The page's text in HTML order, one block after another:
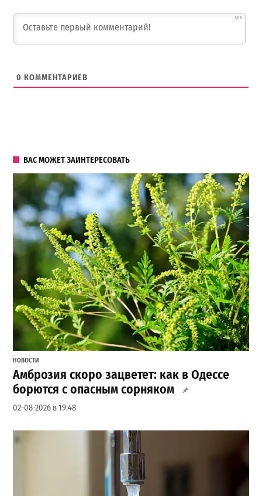
500
0 КОММЕНТАРИЕВ
ВАС МОЖЕТ ЗАИНТЕРЕСОВАТЬ
НОВОСТИ
Амброзия скоро зацветет: как в Одессе
борются с опасным сорняком
02-08-2026 в 19:48